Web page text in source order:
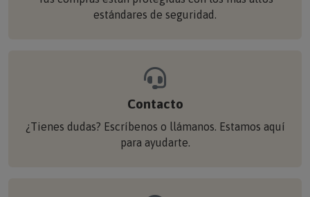
Tus compras están protegidas con los más altos
estándares de seguridad.
Contacto
¿Tienes dudas? Escríbenos o llámanos. Estamos aquí
para ayudarte.